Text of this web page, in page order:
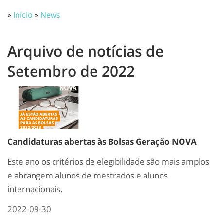
» Início » News
Arquivo de notícias de
Setembro de 2022
Candidaturas abertas às Bolsas Geração NOVA
Este ano os critérios de elegibilidade são mais amplos
e abrangem alunos de mestrados e alunos
internacionais.
2022-09-30